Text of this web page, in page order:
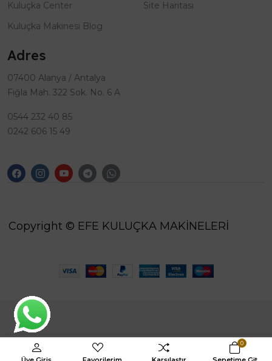
0
Kuluçka Center
Kuluçka Makinesi Blog
Site Haritası
Adres
07400 Alanya / Antalya
Fığla Mah. 322 Sok. No. 6 A
0544 232 40 85
0242 606 15 49
Copyright © EFE KULUÇKA MAKİNELERİ